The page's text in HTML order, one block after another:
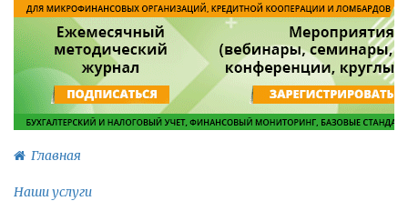
Главная
Наши услуги